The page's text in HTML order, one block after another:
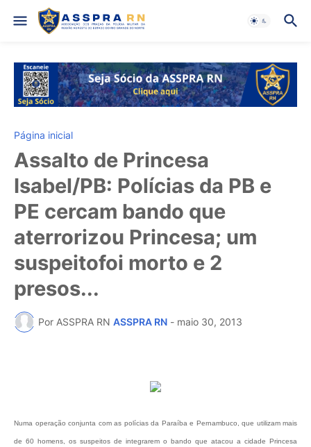
Página inicial
Assalto de Princesa
Isabel/PB: Polícias da PB e
PE cercam bando que
aterrorizou Princesa; um
suspeitofoi morto e 2
presos...
Por ASSPRA RN ASSPRA RN - maio 30, 2013
Numa operação conjunta com as polícias da Paraíba e Pernambuco, que utilizam mais
de 60 homens, os suspeitos de integrarem o bando que atacou a cidade Princesa